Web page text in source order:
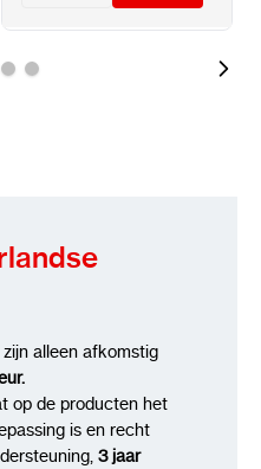
alleen afkomstig
op de producten het
is en recht
3 jaar